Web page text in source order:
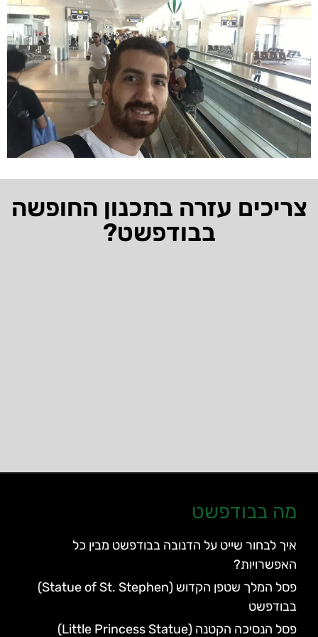
צריכים עזרה בתכנון החופשה
בבודפשט?
מה בבודפשט
איך לבחור שייט על הדנובה בבודפשט מבין כל
האפשרויות?
פסל המלך שטפן הקדוש (Statue of St. Stephen)
בבודפשט
פסל הנסיכה הקטנה (Little Princess Statue)